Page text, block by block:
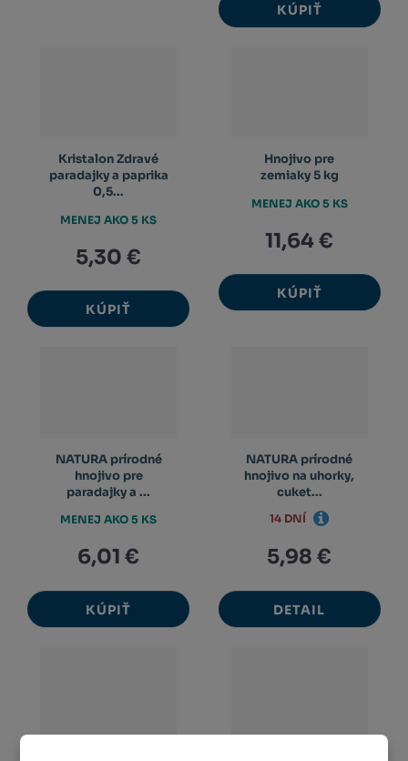
KÚPIŤ
Kristalon Zdravé
paradajky a paprika
0,5...
5,30 €
KÚPIŤ
MENEJ AKO 5 KS
Hnojivo pre
zemiaky 5 kg
11,64 €
KÚPIŤ
MENEJ AKO 5 KS
NATURA prírodné
hnojivo pre
paradajky a ...
6,01 €
KÚPIŤ
MENEJ AKO 5 KS
NATURA prírodné
hnojivo na uhorky,
cuket...
5,98 €
DETAIL
14 DNÍ